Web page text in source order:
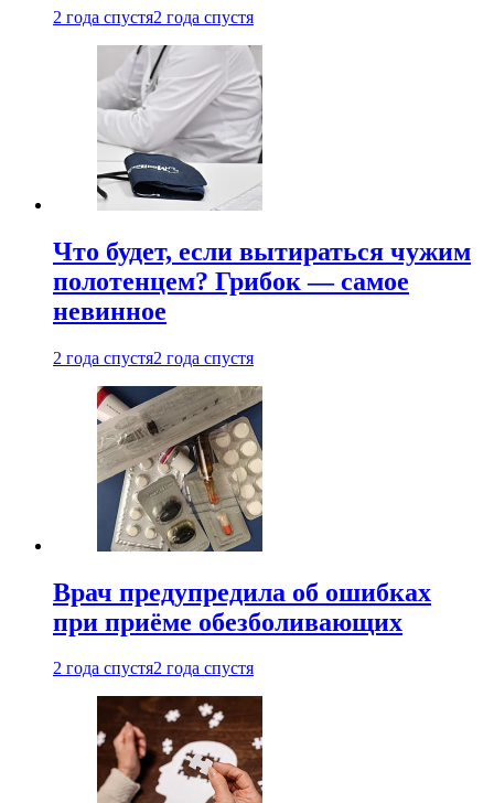
2 года спустя2 года спустя
Что будет, если вытираться чужим
полотенцем? Грибок — самое
невинное
2 года спустя2 года спустя
Врач предупредила об ошибках
при приëме обезболивающих
2 года спустя2 года спустя